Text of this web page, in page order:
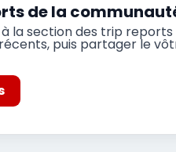
de la
la section des trip
puis partager le